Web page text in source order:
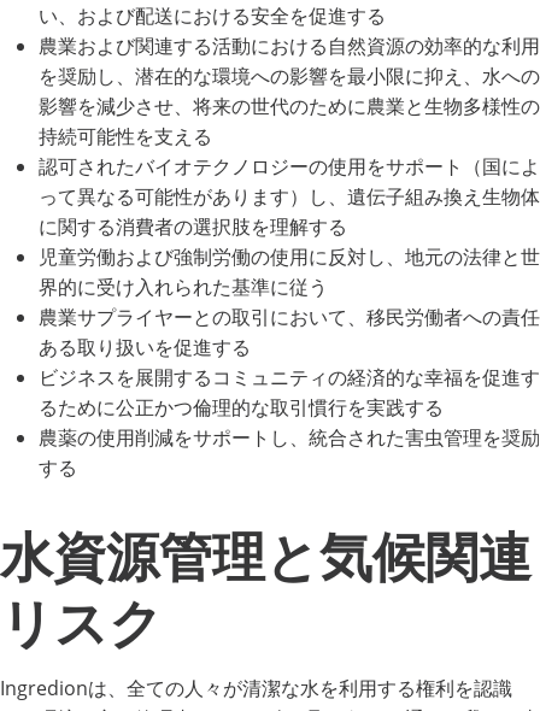
い、および配送における安全を促進する
農業および関連する活動における自然資源の効率的な利用
を奨励し、潜在的な環境への影響を最小限に抑え、水への
影響を減少させ、将来の世代のために農業と生物多様性の
持続可能性を支える
認可されたバイオテクノロジーの使用をサポート（国によ
って異なる可能性があります）し、遺伝子組み換え生物体
に関する消費者の選択肢を理解する
児童労働および強制労働の使用に反対し、地元の法律と世
界的に受け入れられた基準に従う
農業サプライヤーとの取引において、移民労働者への責任
ある取り扱いを促進する
ビジネスを展開するコミュニティの経済的な幸福を促進す
るために公正かつ倫理的な取引慣行を実践する
農薬の使用削減をサポートし、統合された害虫管理を奨励
する
水資源管理と気候関連
リスク
Ingredionは、全ての人々が清潔な水を利用する権利を認識